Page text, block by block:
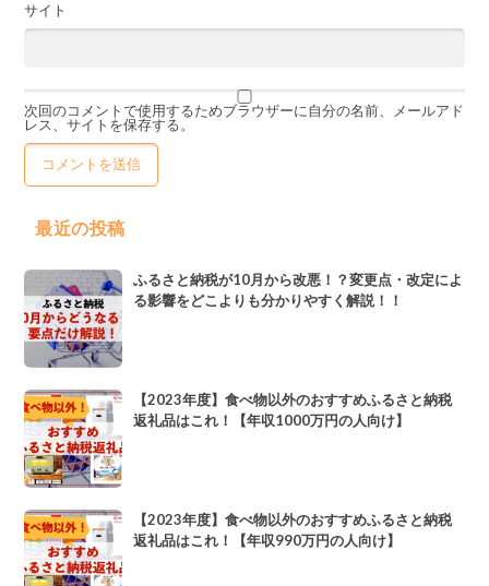
サイト
次回のコメントで使用するためブラウザーに自分の名前、メールアド
レス、サイトを保存する。
最近の投稿
ふるさと納税が10月から改悪！？変更点・改定によ
る影響をどこよりも分かりやすく解説！！
【2023年度】食べ物以外のおすすめふるさと納税
返礼品はこれ！【年収1000万円の人向け】
【2023年度】食べ物以外のおすすめふるさと納税
返礼品はこれ！【年収990万円の人向け】